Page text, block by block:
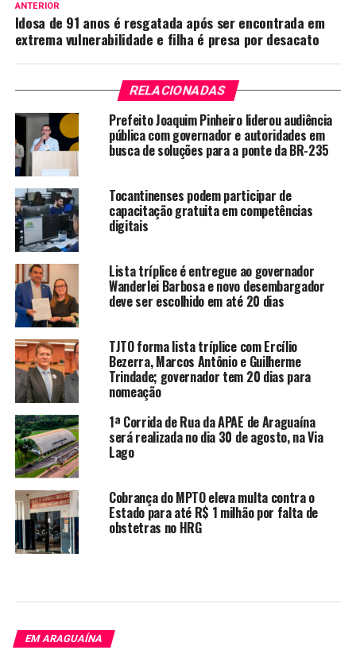
ANTERIOR
Idosa de 91 anos é resgatada após ser encontrada em
extrema vulnerabilidade e filha é presa por desacato
RELACIONADAS
Prefeito Joaquim Pinheiro liderou audiência
pública com governador e autoridades em
busca de soluções para a ponte da BR-235
Tocantinenses podem participar de
capacitação gratuita em competências
digitais
Lista tríplice é entregue ao governador
Wanderlei Barbosa e novo desembargador
deve ser escolhido em até 20 dias
TJTO forma lista tríplice com Ercílio
Bezerra, Marcos Antônio e Guilherme
Trindade; governador tem 20 dias para
nomeação
1ª Corrida de Rua da APAE de Araguaína
será realizada no dia 30 de agosto, na Via
Lago
Cobrança do MPTO eleva multa contra o
Estado para até R$ 1 milhão por falta de
obstetras no HRG
EM ARAGUAÍNA